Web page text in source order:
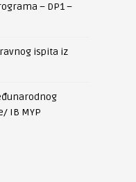
– DP1 –
ispita iz
IB MYP